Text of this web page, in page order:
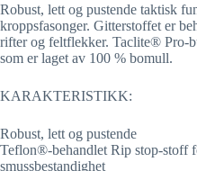
Robust, lett og pustende taktisk
kroppsfasonger. Gitterstoffet er
rifter og feltflekker. Taclite® Pro-
som er laget av 100 % bomull.
KARAKTERISTIKK:
Robust, lett og pustende
Teflon®-behandlet Rip stop-stoff
smussbestandighet